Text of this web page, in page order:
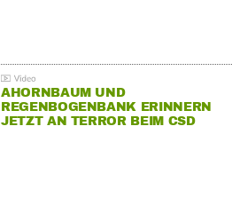
AHORNBAUM UND
REGENBOGENBANK ERINNERN
JETZT AN TERROR BEIM CSD